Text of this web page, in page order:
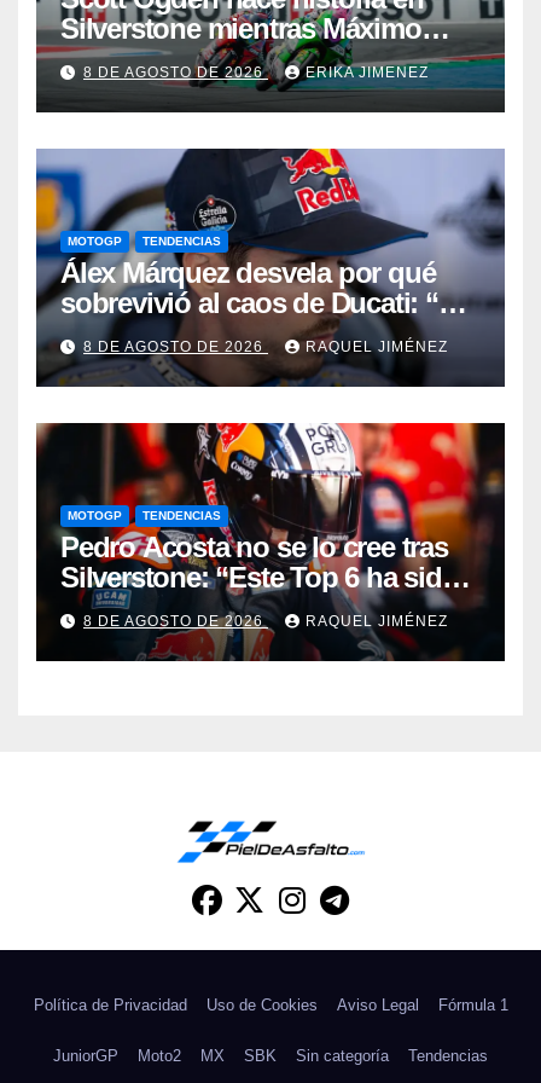
Silverstone mientras Máximo
Quiles sufre una fractura de
clavícula
8 DE AGOSTO DE 2026 ERIKA JIMENEZ
MOTOGP TENDENCIAS
Álex Márquez desvela por qué
sobrevivió al caos de Ducati: “No
sé cómo acabé siendo el mejor”
8 DE AGOSTO DE 2026 RAQUEL JIMÉNEZ
MOTOGP TENDENCIAS
Pedro Acosta no se lo cree tras
Silverstone: “Este Top 6 ha sido
una sorpresa”
8 DE AGOSTO DE 2026 RAQUEL JIMÉNEZ
Política de Privacidad Uso de Cookies Aviso Legal Fórmula 1
JuniorGP Moto2 MX SBK Sin categoría Tendencias